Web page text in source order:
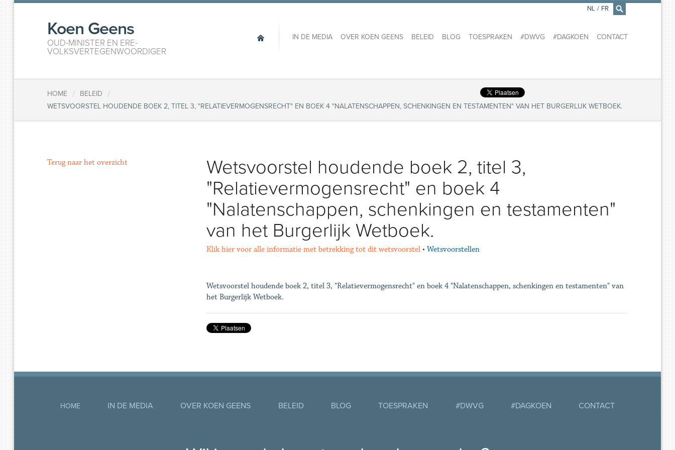
×
Koen Geens
OUD-MINISTER EN ERE-
VOLKSVERTEGENWOORDIGER
IN DE MEDIA OVER KOEN GEENS BELEID BLOG TOESPRAKEN #DWVG #DAGKOEN CONTACT
NL / FR
HOME / BELEID /
WETSVOORSTEL HOUDENDE BOEK 2, TITEL 3, "RELATIEVERMOGENSRECHT" EN BOEK 4 "NALATENSCHAPPEN, SCHENKINGEN EN TESTAMENTEN" VAN HET BURGERLIJK WETBOEK.
Wetsvoorstel houdende boek 2, titel 3,
"Relatievermogensrecht" en boek 4
"Nalatenschappen, schenkingen en testamenten"
van het Burgerlijk Wetboek.
Klik hier voor alle informatie met betrekking tot dit wetsvoorstel • Wetsvoorstellen
Wetsvoorstel houdende boek 2, titel 3, "Relatievermogensrecht" en boek 4 "Nalatenschappen, schenkingen en testamenten" van
het Burgerlijk Wetboek.
Terug naar het overzicht
HOME IN DE MEDIA OVER KOEN GEENS BELEID BLOG TOESPRAKEN #DWVG #DAGKOEN CONTACT